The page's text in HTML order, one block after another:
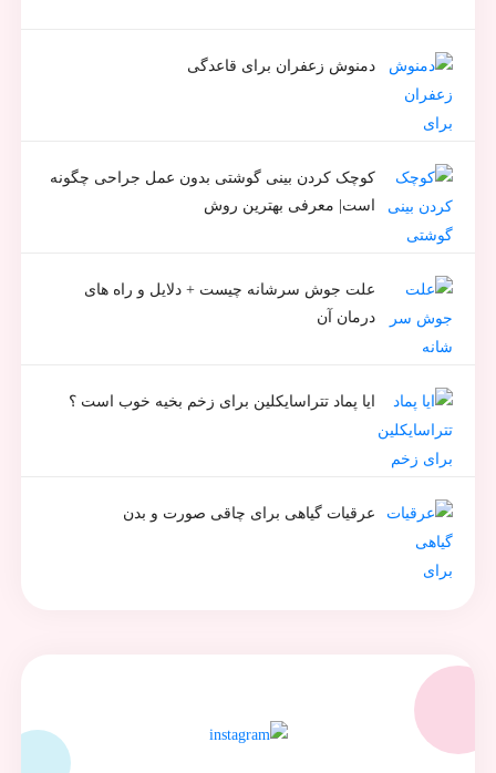
دمنوش زعفران برای قاعدگی
کوچک کردن بینی گوشتی بدون عمل جراحی چگونه
است| معرفی بهترین روش
علت جوش سرشانه چیست + دلایل و راه های
درمان آن
ایا پماد تتراسایکلین برای زخم بخیه خوب است ؟
عرقیات گیاهی برای چاقی صورت و بدن